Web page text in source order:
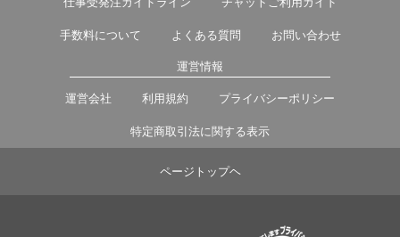
手数料について よくある質問 お問い合わせ
運営情報
運営会社 利用規約 プライバシーポリシー
特定商取引法に関する表示
ページトップヘ